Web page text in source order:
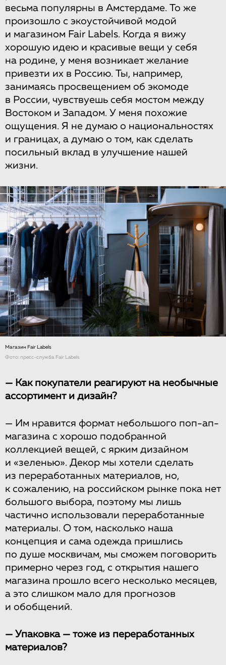
весьма популярны в Амстердаме. То же
произошло с экоустойчивой модой
и магазином Fair Labels. Когда я вижу
хорошую идею и красивые вещи у себя
на родине, у меня возникает желание
привезти их в Россию. Ты, например,
занимаясь просвещением об экомоде
в России, чувствуешь себя мостом между
Востоком и Западом. У меня похожие
ощущения. Я не думаю о национальностях
и границах, а думаю о том, как сделать
посильный вклад в улучшение нашей
жизни.
Магазин Fair Labels
Фото: пресс-служба Fair Labels
— Как покупатели реагируют на необычные
ассортимент и дизайн?
— Им нравится формат небольшого поп-ап-
магазина с хорошо подобранной
коллекцией вещей, с ярким дизайном
и «зеленью». Декор мы хотели сделать
из переработанных материалов, но,
к сожалению, на российском рынке пока нет
большого выбора, поэтому мы лишь
частично использовали переработанные
материалы. О том, насколько наша
концепция и сама одежда пришлись
по душе москвичам, мы сможем поговорить
примерно через год, с открытия нашего
магазина прошло всего несколько месяцев,
а это слишком мало для прогнозов
и обобщений.
— Упаковка — тоже из переработанных
материалов?